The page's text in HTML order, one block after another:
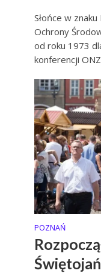
Słońce w
Ochrony
od roku 1973
konferencji
POZNAŃ